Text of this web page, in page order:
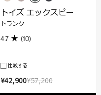
¥57,200
¥42,900
トイズ エックスピー
トランク
4.7 (10)
比較する